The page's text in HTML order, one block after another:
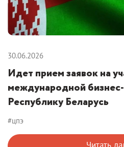
30.06.2026
Идет прием заявок на
международной
Республику Беларусь
#цпэ